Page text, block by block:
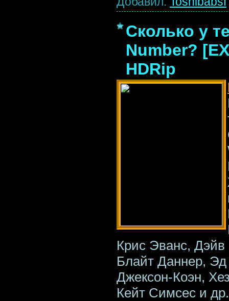
Сколько у
Number?
HDRip
Крис Эванс,
Блайт Даннер,
Джексон-Коэн,
Кейт Симсес и др.